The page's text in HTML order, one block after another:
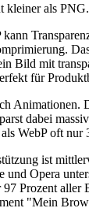
kleiner als PNG.
Bild mit
für
Animationen.
dabei
WebP oft nur
ist
und Opera
97 Prozent aller
"Mein